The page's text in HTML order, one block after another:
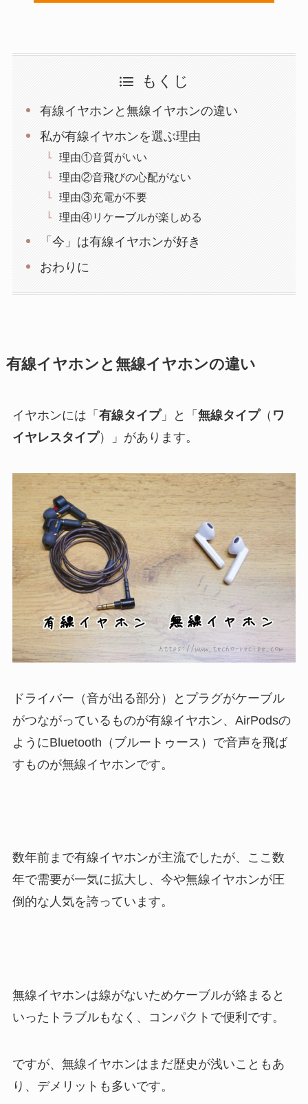
もくじ
有線イヤホンと無線イヤホンの違い
私が有線イヤホンを選ぶ理由
理由①音質がいい
理由②音飛びの心配がない
理由③充電が不要
理由④リケーブルが楽しめる
「今」は有線イヤホンが好き
おわりに
有線イヤホンと無線イヤホンの違い
イヤホンには「 有線タイプ」と「 無線タイプ（ ワ
イヤレスタイプ）」があります。
ドライバー（音が出る部分）とプラグがケーブル
がつながっているものが有線イヤホン、AirPodsの
ようにBluetooth（ブルートゥース）で音声を飛ば
すものが無線イヤホンです。
数年前まで有線イヤホンが主流でしたが、ここ数
年で需要が一気に拡大し、今や無線イヤホンが圧
倒的な人気を誇っています。
無線イヤホンは線がないためケーブルが絡まると
いったトラブルもなく、コンパクトで便利です。
ですが、無線イヤホンはまだ歴史が浅いこともあ
り、デメリットも多いです。